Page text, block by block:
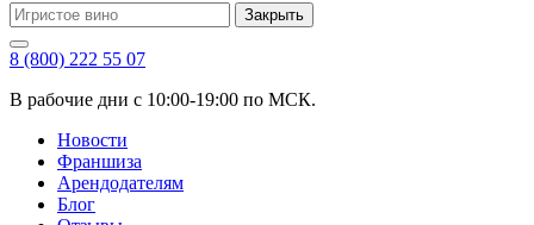
Закрыть
8 (800) 222 55 07
В рабочие дни с 10:00-19:00 по МСК.
Новости
Франшиза
Арендодателям
Блог